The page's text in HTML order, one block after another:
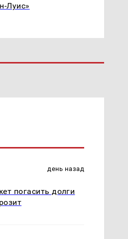
Луис»
день назад
погасить долги